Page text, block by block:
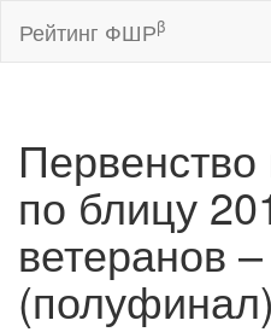
Рейтинг ФШРβ
по блицу
ветеранов
(полуфинал)